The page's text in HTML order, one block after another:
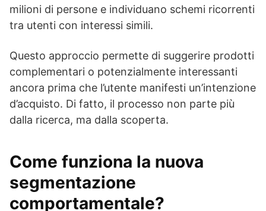
milioni di persone e individuano schemi ricorrenti
tra utenti con interessi simili.
Questo approccio permette di suggerire prodotti
complementari o potenzialmente interessanti
ancora prima che l’utente manifesti un’intenzione
d’acquisto. Di fatto, il processo non parte più
dalla ricerca, ma dalla scoperta.
Come funziona la nuova
segmentazione
comportamentale?